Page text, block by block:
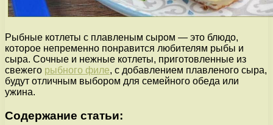
Рыбные котлеты с плавленым сыром — это блюдо,
которое непременно понравится любителям рыбы и
сыра. Сочные и нежные котлеты, приготовленные из
свежего рыбного филе, с добавлением плавленого сыра,
будут отличным выбором для семейного обеда или
ужина.
Содержание статьи: